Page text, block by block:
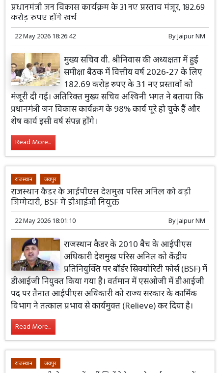
प्रधानमंत्री जन विकास कार्यक्रम के 31 नए प्रस्ताव मंजूर, 182.69
करोड़ रुपए होंगे खर्च
22 May 2026 18:26:42 ByJaipur NM
मुख्य सचिव वी. श्रीनिवास की अध्यक्षता में हुई
समीक्षा बैठक में वित्तीय वर्ष 2026-27 के लिए
182.69 करोड़ रुपए के 31 नए प्रस्तावों को
मंजूरी दी गई। अतिरिक्त मुख्य सचिव अश्विनी भगत ने बताया कि
प्रधानमंत्री जन विकास कार्यक्रम के 98% कार्य पूरे हो चुके हैं और
शेष कार्य इसी वर्ष संपन्न होंगे।
Read More...
राजस्थान जयपुर
राजस्थान कैडर के आईपीएस देशमुख परिस अनिल को बड़ी
जिम्मेदारी, BSF में डीआईजी नियुक्त
22 May 2026 18:01:10 ByJaipur NM
राजस्थान कैडर के 2010 बैच के आईपीएस
अधिकारी देशमुख परिस अनिल को केंद्रीय
प्रतिनियुक्ति पर बॉर्डर सिक्योरिटी फोर्स (BSF) में
डीआईजी नियुक्त किया गया है। वर्तमान में एसओजी में डीआईजी
पद पर तैनात आईपीएस अधिकारी को राज्य सरकार के कार्मिक
विभाग ने तत्काल प्रभाव से कार्यमुक्त (Relieve) कर दिया है।
Read More...
राजस्थान जयपुर